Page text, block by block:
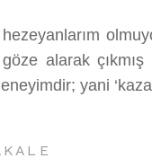
alarak
yani